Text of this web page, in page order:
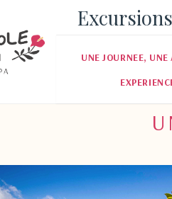
UNE JOURNEE, UNE